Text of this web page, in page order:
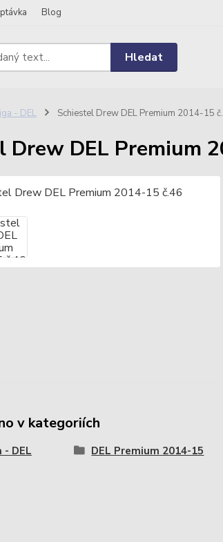
Blog
Hledat
- DEL Schiestel Drew DEL Premium 2014-15
Drew DEL Premium
v kategoriích
- DEL DEL Premium 2014-15